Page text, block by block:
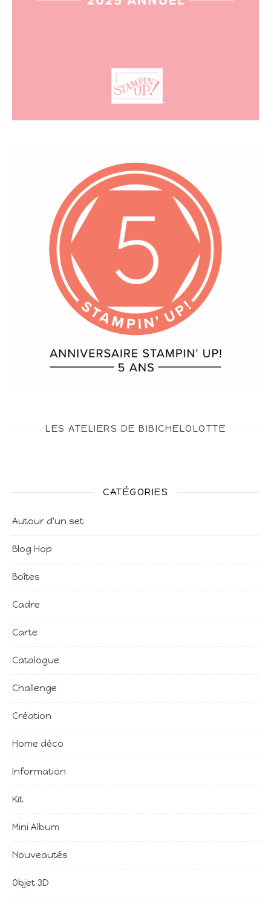
LES ATELIERS DE BIBICHELOLOTTE
CATÉGORIES
Autour d'un set
Blog Hop
Boîtes
Cadre
Carte
Catalogue
Challenge
Création
Home déco
Information
Kit
Mini Album
Nouveautés
Objet 3D